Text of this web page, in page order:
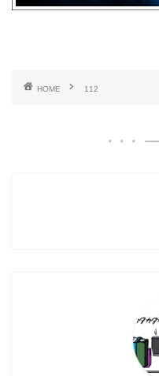
HOME 112